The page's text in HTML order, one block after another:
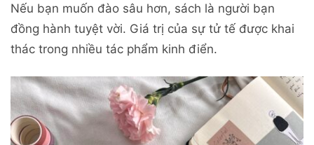
Nếu bạn muốn đào sâu hơn, sách là người bạn
đồng hành tuyệt vời. Giá trị của sự tử tế được khai
thác trong nhiều tác phẩm kinh điển.